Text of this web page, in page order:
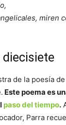
miren
diecisiete
de la poesía
Este poema es
paso del tiempo.
Parra